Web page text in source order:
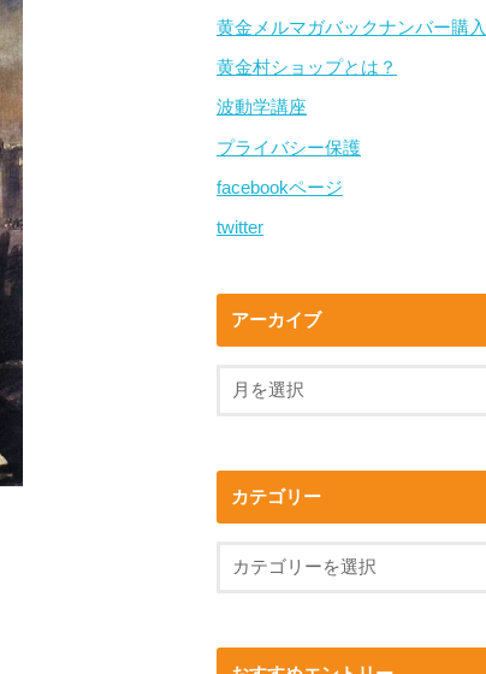
黄金メルマガバックナンバー購入
黄金村ショップとは？
波動学講座
プライバシー保護
facebookページ
twitter
アーカイブ
カテゴリー